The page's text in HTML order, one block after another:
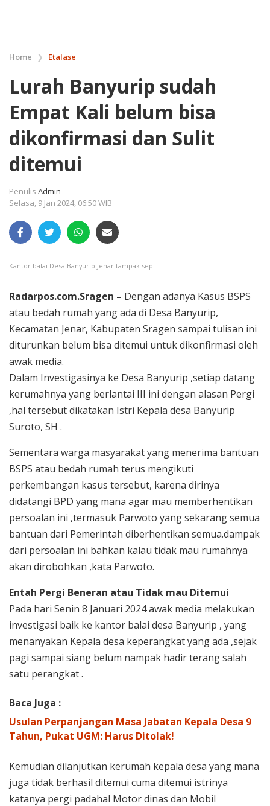
Home ❯ Etalase
Lurah Banyurip sudah
Empat Kali belum bisa
dikonfirmasi dan Sulit
ditemui
Penulis Admin
Selasa, 9 Jan 2024, 06:50 WIB
Kantor balai Desa Banyurip Jenar tampak sepi
Radarpos.com.Sragen – Dengan adanya Kasus BSPS
atau bedah rumah yang ada di Desa Banyurip,
Kecamatan Jenar, Kabupaten Sragen sampai tulisan ini
diturunkan belum bisa ditemui untuk dikonfirmasi oleh
awak media.
Dalam Investigasinya ke Desa Banyurip ,setiap datang
kerumahnya yang berlantai III ini dengan alasan Pergi
,hal tersebut dikatakan Istri Kepala desa Banyurip
Suroto, SH .
Sementara warga masyarakat yang menerima bantuan
BSPS atau bedah rumah terus mengikuti
perkembangan kasus tersebut, karena dirinya
didatangi BPD yang mana agar mau memberhentikan
persoalan ini ,termasuk Parwoto yang sekarang semua
bantuan dari Pemerintah diberhentikan semua.dampak
dari persoalan ini bahkan kalau tidak mau rumahnya
akan dirobohkan ,kata Parwoto.
Entah Pergi Beneran atau Tidak mau Ditemui
Pada hari Senin 8 Januari 2024 awak media melakukan
investigasi baik ke kantor balai desa Banyurip , yang
menanyakan Kepala desa keperangkat yang ada ,sejak
pagi sampai siang belum nampak hadir terang salah
satu perangkat .
Baca Juga :
Usulan Perpanjangan Masa Jabatan Kepala Desa 9
Tahun, Pukat UGM: Harus Ditolak!
Kemudian dilanjutkan kerumah kepala desa yang mana
juga tidak berhasil ditemui cuma ditemui istrinya
katanya pergi padahal Motor dinas dan Mobil